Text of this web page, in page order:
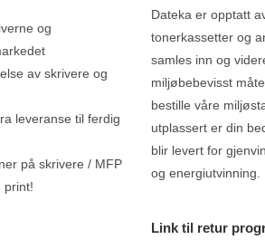
og
av skrivere og
leveranse til ferdig
på skrivere / MFP
print!
Dateka er opptatt
tonerkassetter og
samles inn og
miljøbebevisst
bestille våre
utplassert er din
blir levert for
og energiutvinning.
Link til retur